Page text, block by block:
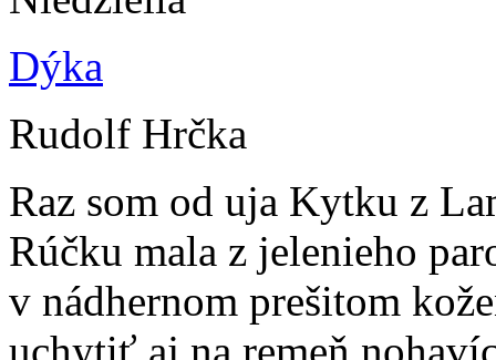
Dýka
Rudolf Hrčka
Raz som od uja Kytku z
Rúčku mala z jelenieho
v nádhernom prešitom
uchytiť aj na remeň